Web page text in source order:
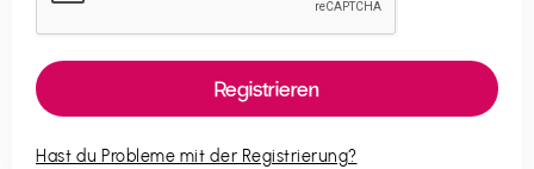
Hast du Probleme mit der Registrierung?